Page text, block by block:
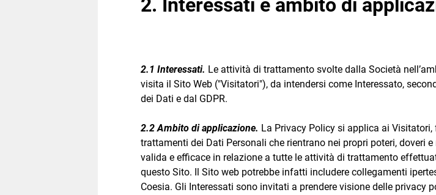
2.1 Interessati. Le attività di trattamento svolte dalla Società
visita il Sito Web ("Visitatori"), da intendersi come Interessato,
dei Dati e dal GDPR.
2.2 Ambito di applicazione. La Privacy Policy si applica ai
trattamenti dei Dati Personali che rientrano nei propri poteri, doveri
valida e efficace in relazione a tutte le attività di trattamento
questo Sito. Il Sito web potrebbe infatti includere collegamenti
Coesia. Gli Interessati sono invitati a prendere visione delle